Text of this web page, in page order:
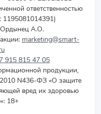
ответственностью
1195081014391)
Ордынец А.О.
marketing@smart-
915 815 47 05
продукции,
N436-ФЗ «О защите
вред их здоровью
18+